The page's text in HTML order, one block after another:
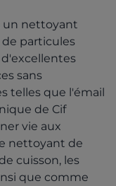
un nettoyant
particules
sans
telles que l'émail
de Cif
vie aux
nettoyant de
cuisson, les
que comme